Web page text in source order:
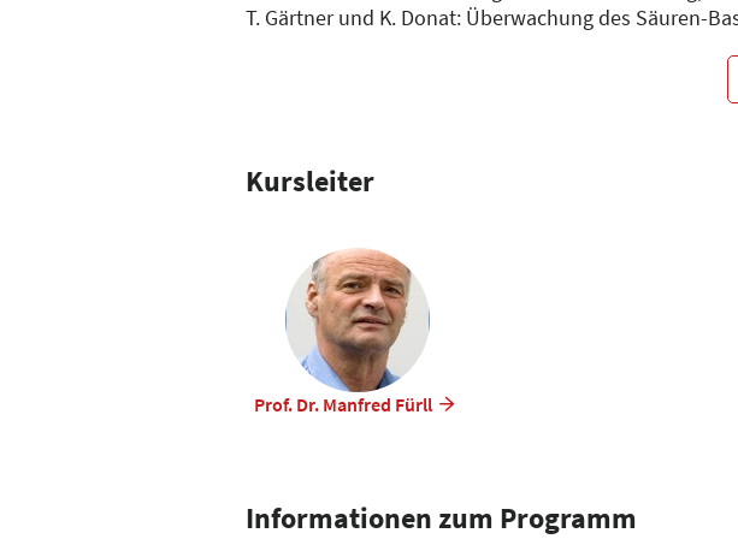
T. Gärtner und K. Donat: Überwachung des Säuren-
M. Fürll: Downer cows: welche Rolle spielen
J. Rehage: Leberverfettung vs.
Kursleiter
Prof. Dr. Manfred Fürll
Informationen zum Programm